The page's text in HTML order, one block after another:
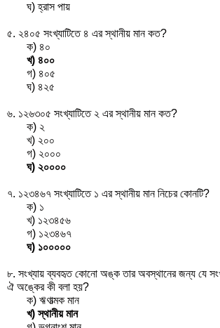
ঘ) হ্রাস পায়
৫. ২৪০৫ সংখ্যাটিতে ৪ এর স্থানীয় মান কত?
ক) ৪০
খ) ৪০০
গ) ৪০৫
ঘ) ৪২৫
৬. ১২৬৩০৫ সংখ্যাটিতে ২ এর স্থানীয় মান কত?
ক) ২
খ) ২০০
গ) ২০০০
ঘ) ২০০০০
৭. ১২৩৪৬৭ সংখ্যাটিতে ১ এর স্থানীয় মান নিচের কোনটি?
ক) ১
খ) ১২৩৪৫৬
গ) ১২৩৪৬৭
ঘ) ১০০০০০
৮. সংখ্যায় ব্যবহৃত কোনো অঙ্ক তার অবস্থানের জন্য যে
ঐ অঙ্কের কী বলা হয়?
ক) ঋণাত্মক মান
খ) স্থানীয় মান